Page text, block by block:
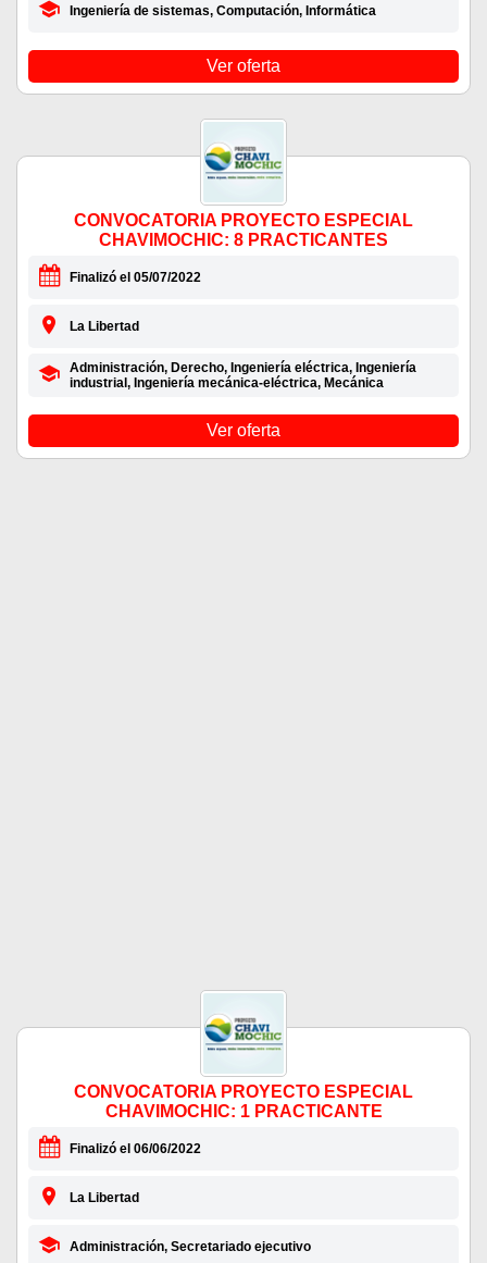
Ingeniería de sistemas, Computación, Informática
Ver oferta
CONVOCATORIA PROYECTO ESPECIAL
CHAVIMOCHIC: 8 PRACTICANTES
Finalizó el 05/07/2022
La Libertad
Administración, Derecho, Ingeniería eléctrica, Ingeniería
industrial, Ingeniería mecánica-eléctrica, Mecánica
Ver oferta
CONVOCATORIA PROYECTO ESPECIAL
CHAVIMOCHIC: 1 PRACTICANTE
Finalizó el 06/06/2022
La Libertad
Administración, Secretariado ejecutivo